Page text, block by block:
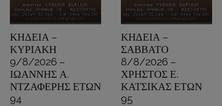
ΚΗΔΕΙΑ –
ΚΥΡΙΑΚΗ
9/8/2026 –
ΙΩΑΝΝΗΣ Α.
ΝΤΖΑΦΕΡΗΣ ΕΤΩΝ
94
ΚΗΔΕΙΑ –
ΣΑΒΒΑΤΟ
8/8/2026 –
ΧΡΗΣΤΟΣ Ε.
ΚΑΤΣΙΚΑΣ ΕΤΩΝ
95